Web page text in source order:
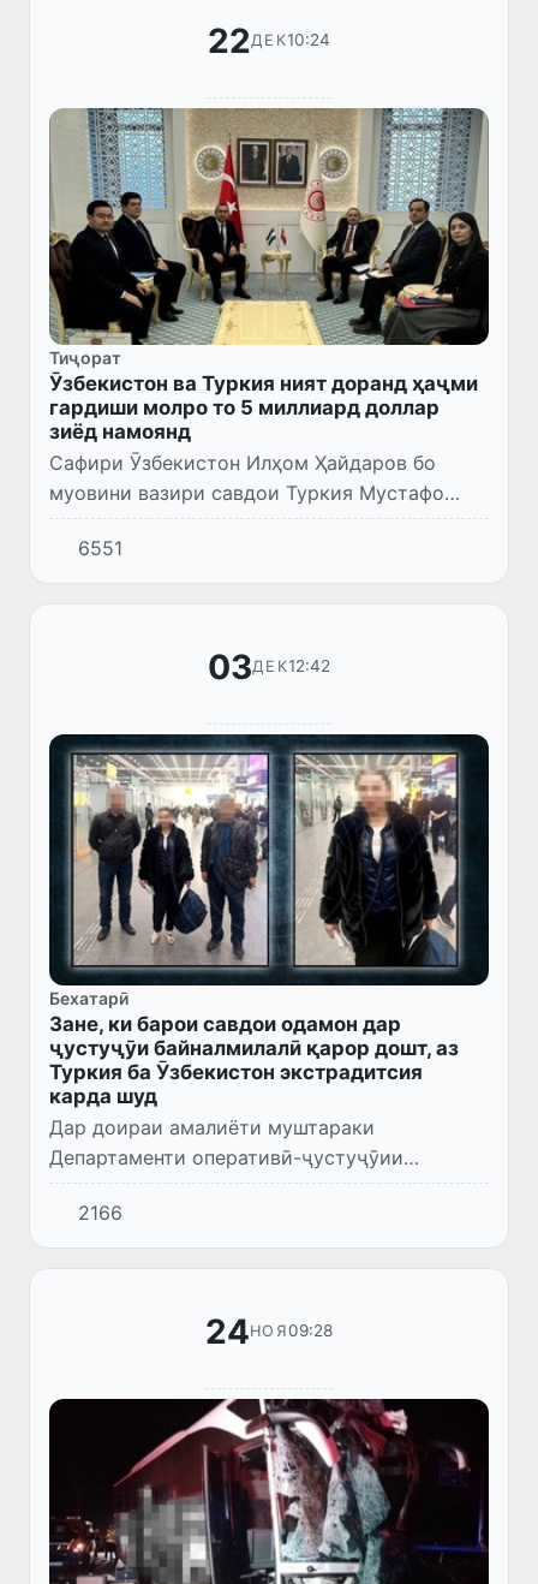
22ДЕК10:24
Тиҷорат
Ӯзбекистон ва Туркия ният доранд ҳаҷми
гардиши молро то 5 миллиард доллар
зиёд намоянд
Сафири Ӯзбекистон Илҳом Ҳайдаров бо
муовини вазири савдои Туркия Мустафо
Тузҷу мулоқот анҷом дод. Дар ҷараёни
вохӯрӣ вазъи кунунӣ ва дурнамои ҳамкории
тиҷоратӣ-иқтисодӣ ва сармоягу...
6551
03ДЕК12:42
Бехатарӣ
Зане, ки барои савдои одамон дар
ҷустуҷӯи байналмилалӣ қарор дошт, аз
Туркия ба Ӯзбекистон экстрадитсия
карда шуд
Дар доираи амалиёти муштараки
Департаменти оперативӣ-ҷустуҷӯии
Вазорати корҳои дохилии Ӯзбекистон ва
Консулгарии генералии Туркия дар Истамбул
ин зан боздошт ва ба Ӯзбекистон барга...
2166
24НОЯ09:28